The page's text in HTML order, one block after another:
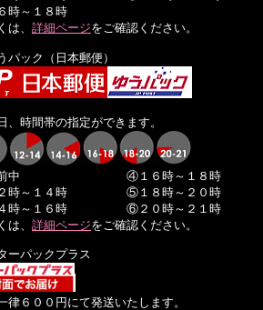
～１８時
、 詳細ページをご確認ください。
ック（日本郵便）
、時間帯の指定ができます。
中 ④１６時～１８時
時～１４時 ⑤１８時～２０時
時～１６時 ⑥２０時～２１時
、 詳細ページをご確認ください。
パックプラス
律６００円にて発送いたします。